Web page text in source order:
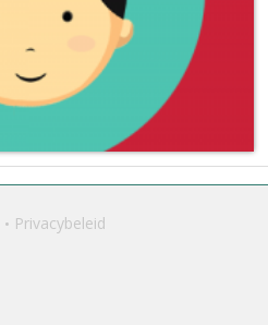
Privacybeleid